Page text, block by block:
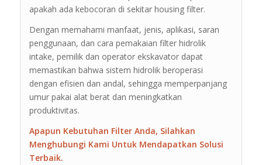
apakah ada kebocoran di sekitar housing filter.
Dengan memahami manfaat, jenis, aplikasi, saran
penggunaan, dan cara pemakaian filter hidrolik
intake, pemilik dan operator ekskavator dapat
memastikan bahwa sistem hidrolik beroperasi
dengan efisien dan andal, sehingga memperpanjang
umur pakai alat berat dan meningkatkan
produktivitas.
Apapun Kebutuhan Filter Anda, Silahkan
Menghubungi Kami Untuk Mendapatkan Solusi
Terbaik.